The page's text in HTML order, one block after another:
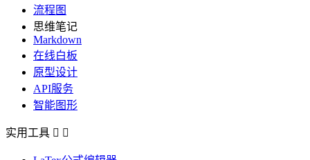
流程图
思维笔记
Markdown
在线白板
原型设计
API服务
智能图形
实用工具  